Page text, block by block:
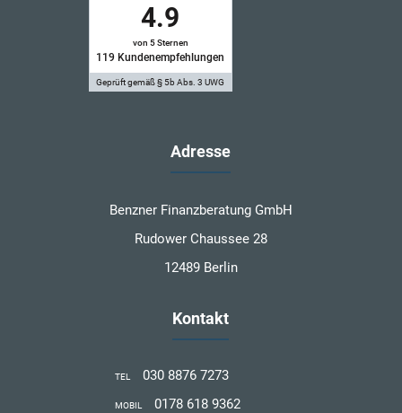
4.9
von 5 Sternen
119 Kundenempfehlungen
Geprüft gemäß § 5b Abs. 3 UWG
Adresse
Benzner Finanzberatung GmbH
Rudower Chaussee 28
12489 Berlin
Kontakt
TEL 030 8876 7273
MOBIL 0178 618 9362